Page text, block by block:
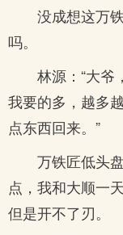
没成想这万
吗。
林源：“大爷
我要的多，越多
点东西回来。”
万铁匠低头
点，我和大顺一
但是开不了刃。